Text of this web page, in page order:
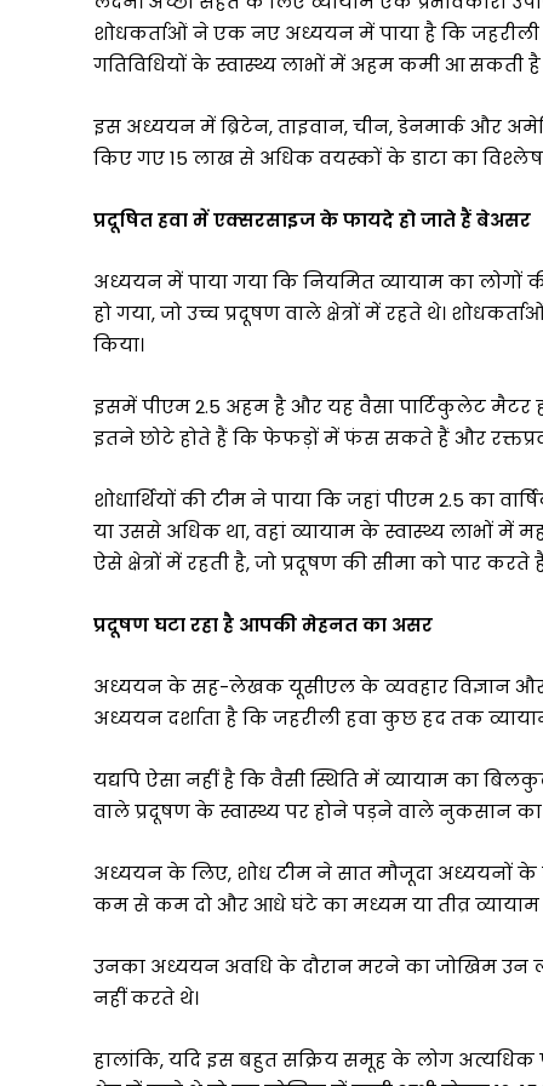
शोधकर्ताओं ने एक नए अध्ययन में पाया है कि
गतिविधियों के स्वास्थ्य लाभों में अहम कमी आ सकती है
इस अध्ययन में ब्रिटेन, ताइवान, चीन, डेनमार्क और
किए गए 15 लाख से अधिक वयस्कों के डाटा का
प्रदूषित हवा में एक्सरसाइज के फायदे हो जाते हैं बेअसर
अध्ययन में पाया गया कि नियमित व्यायाम का
हो गया, जो उच्च प्रदूषण वाले क्षेत्रों में रहते थे।
किया।
इसमें पीएम 2.5 अहम है और यह वैसा पार्टिकुलेट मैटर
इतने छोटे होते हैं कि फेफड़ों में फंस सकते हैं और
शोधार्थियों की टीम ने पाया कि जहां पीएम 2.5 का
या उससे अधिक था, वहां व्यायाम के स्वास्थ्य लाभों
ऐसे क्षेत्रों में रहती है, जो प्रदूषण की सीमा को पार करते
प्रदूषण घटा रहा है आपकी मेहनत का असर
अध्ययन के सह-लेखक यूसीएल के व्यवहार विज्ञान और
अध्ययन दर्शाता है कि जहरीली हवा कुछ हद तक
यद्यपि ऐसा नहीं है कि वैसी स्थिति में व्यायाम का
वाले प्रदूषण के स्वास्थ्य पर होने पड़ने वाले नुकसान
अध्ययन के लिए, शोध टीम ने सात मौजूदा अध्ययनों के
कम से कम दो और आधे घंटे का मध्यम या तीव्र
उनका अध्ययन अवधि के दौरान मरने का जोखिम उन
नहीं करते थे।
हालांकि, यदि इस बहुत सक्रिय समूह के लोग
विकास
के
प्रति
किया
और